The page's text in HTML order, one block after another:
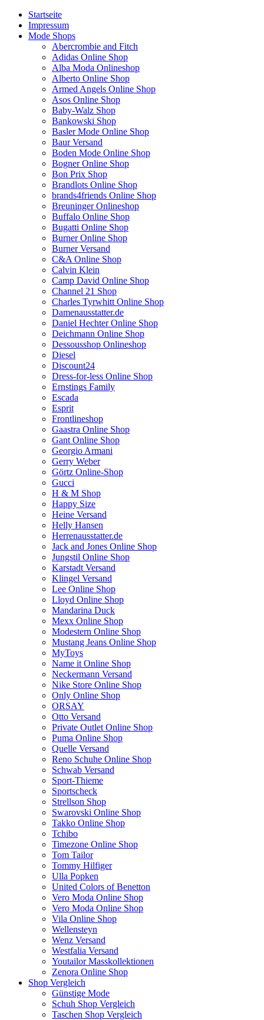
Startseite
Impressum
Mode Shops
Abercrombie and Fitch
Adidas Online Shop
Alba Moda Onlineshop
Alberto Online Shop
Armed Angels Online Shop
Asos Online Shop
Baby-Walz Shop
Bankowski Shop
Basler Mode Online Shop
Baur Versand
Boden Mode Online Shop
Bogner Online Shop
Bon Prix Shop
Brandlots Online Shop
brands4friends Online Shop
Breuninger Onlineshop
Buffalo Online Shop
Bugatti Online Shop
Burner Online Shop
Burner Versand
C&A Online Shop
Calvin Klein
Camp David Online Shop
Channel 21 Shop
Charles Tyrwhitt Online Shop
Damenausstatter.de
Daniel Hechter Online Shop
Deichmann Online Shop
Dessousshop Onlineshop
Diesel
Discount24
Dress-for-less Online Shop
Ernstings Family
Escada
Esprit
Frontlineshop
Gaastra Online Shop
Gant Online Shop
Georgio Armani
Gerry Weber
Görtz Online-Shop
Gucci
H & M Shop
Happy Size
Heine Versand
Helly Hansen
Herrenausstatter.de
Jack and Jones Online Shop
Jungstil Online Shop
Karstadt Versand
Klingel Versand
Lee Online Shop
Lloyd Online Shop
Mandarina Duck
Mexx Online Shop
Modestern Online Shop
Mustang Jeans Online Shop
MyToys
Name it Online Shop
Neckermann Versand
Nike Store Online Shop
Only Online Shop
ORSAY
Otto Versand
Private Outlet Online Shop
Puma Online Shop
Quelle Versand
Reno Schuhe Online Shop
Schwab Versand
Sport-Thieme
Sportscheck
Strellson Shop
Swarovski Online Shop
Takko Online Shop
Tchibo
Timezone Online Shop
Tom Tailor
Tommy Hilfiger
Ulla Popken
United Colors of Benetton
Vero Moda Online Shop
Vero Moda Online Shop
Vila Online Shop
Wellensteyn
Wenz Versand
Westfalia Versand
Youtailor Masskollektionen
Zenora Online Shop
Shop Vergleich
Günstige Mode
Schuh Shop Vergleich
Taschen Shop Vergleich